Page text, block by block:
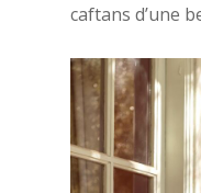
caftans d’une